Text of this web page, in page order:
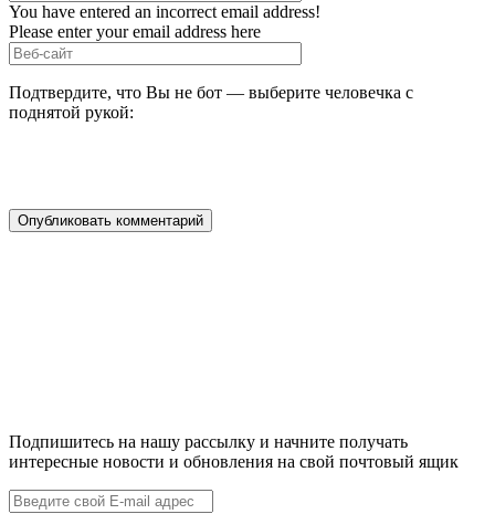
You have entered an incorrect email address!
Please enter your email address here
Подтвердите, что Вы не бот — выберите человечка с
поднятой рукой:
Подпишитесь на нашу рассылку и начните получать
интересные новости и обновления на свой почтовый ящик